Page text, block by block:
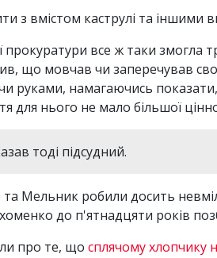
з вмістом каструлі та іншими
прокуратури все ж таки
що мовчав чи заперечував
руками, намагаючись показати,
нього не мало більшої
тоді підсудний.
Мельник робили досить
до п'ятнадцяти років
про те, що сплячому хлопчику